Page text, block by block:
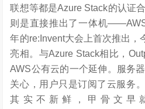
联想等都是Azure Stack的认证
则是直接推出了一体机
年的re:Invent大会上首次推出，
亮相。与Azure Stack相比，
AWS公有云的一个延伸。服务
关心，用户只是订阅了云服务
其实不新鲜，甲骨文早